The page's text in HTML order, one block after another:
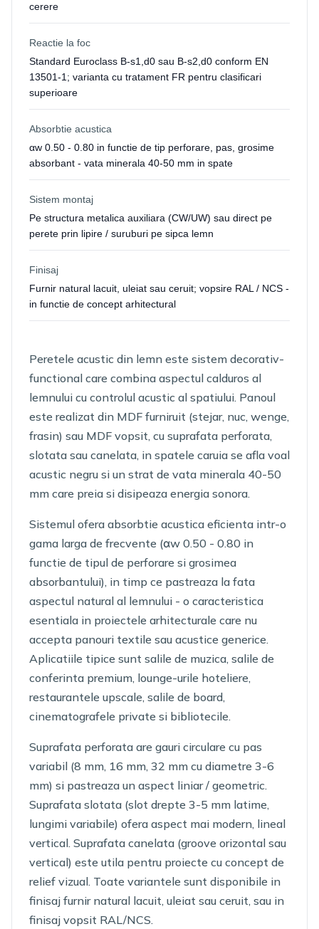
cerere
Reactie la foc
Standard Euroclass B-s1,d0 sau B-s2,d0 conform EN
13501-1; varianta cu tratament FR pentru clasificari
superioare
Absorbtie acustica
αw 0.50 - 0.80 in functie de tip perforare, pas, grosime
absorbant - vata minerala 40-50 mm in spate
Sistem montaj
Pe structura metalica auxiliara (CW/UW) sau direct pe
perete prin lipire / suruburi pe sipca lemn
Finisaj
Furnir natural lacuit, uleiat sau ceruit; vopsire RAL / NCS -
in functie de concept arhitectural
Peretele acustic din lemn este sistem decorativ-
functional care combina aspectul calduros al
lemnului cu controlul acustic al spatiului. Panoul
este realizat din MDF furniruit (stejar, nuc, wenge,
frasin) sau MDF vopsit, cu suprafata perforata,
slotata sau canelata, in spatele caruia se afla voal
acustic negru si un strat de vata minerala 40-50
mm care preia si disipeaza energia sonora.
Sistemul ofera absorbtie acustica eficienta intr-o
gama larga de frecvente (αw 0.50 - 0.80 in
functie de tipul de perforare si grosimea
absorbantului), in timp ce pastreaza la fata
aspectul natural al lemnului - o caracteristica
esentiala in proiectele arhitecturale care nu
accepta panouri textile sau acustice generice.
Aplicatiile tipice sunt salile de muzica, salile de
conferinta premium, lounge-urile hoteliere,
restaurantele upscale, salile de board,
cinematografele private si bibliotecile.
Suprafata perforata are gauri circulare cu pas
variabil (8 mm, 16 mm, 32 mm cu diametre 3-6
mm) si pastreaza un aspect liniar / geometric.
Suprafata slotata (slot drepte 3-5 mm latime,
lungimi variabile) ofera aspect mai modern, lineal
vertical. Suprafata canelata (groove orizontal sau
vertical) este utila pentru proiecte cu concept de
relief vizual. Toate variantele sunt disponibile in
finisaj furnir natural lacuit, uleiat sau ceruit, sau in
finisaj vopsit RAL/NCS.